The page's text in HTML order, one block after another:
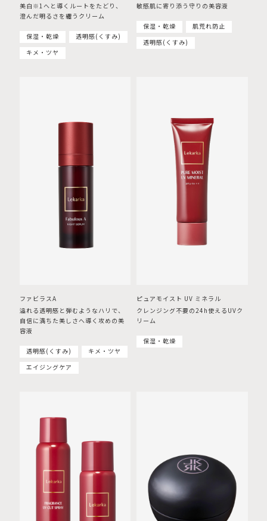
美白※1へと導くルートをたどり、
澄んだ明るさを纏うクリーム
保湿・乾燥
透明感(くすみ)
キメ・ツヤ
敏感肌に寄り添う守りの美容液
保湿・乾燥
肌荒れ防止
透明感(くすみ)
ファビラスA
溢れる透明感と弾むようなハリで、
自信に満ちた美しさへ導く攻めの美
容液
透明感(くすみ)
キメ・ツヤ
エイジングケア
ピュアモイスト UV ミネラル
クレンジング不要の24h使えるUVク
リーム
保湿・乾燥